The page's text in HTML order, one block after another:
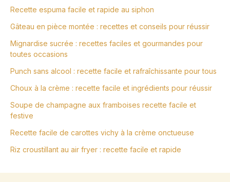
Recette espuma facile et rapide au siphon
Gâteau en pièce montée : recettes et conseils pour réussir
Mignardise sucrée : recettes faciles et gourmandes pour
toutes occasions
Punch sans alcool : recette facile et rafraîchissante pour tous
Choux à la crème : recette facile et ingrédients pour réussir
Soupe de champagne aux framboises recette facile et
festive
Recette facile de carottes vichy à la crème onctueuse
Riz croustillant au air fryer : recette facile et rapide